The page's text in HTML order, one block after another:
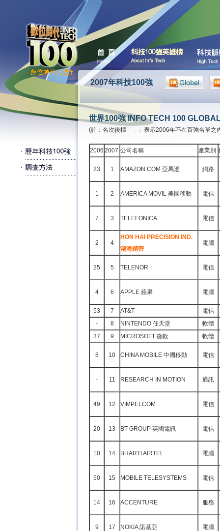
2007年科技100強
世界100強 INFO TECH 100
(註：名次後標「－」表示2006年不在百強名單之
2006 2007 公司名稱 產業別
23 1 AMAZON.COM 亞馬遜 網路
1 2 AMERICA MOVIL 美國移動 電信
7 3 TELEFONICA 電信
2 4
HON HAI PRECISION IND.
鴻海精密
電腦
25 5 TELENOR 電信
4 6 APPLE 蘋果 電腦
53 7 AT&T
電信
-
8 NINTENDO 任天堂
軟體
37
9 MICROSOFT 微軟 軟體
8 10 CHINA MOBILE 中國移動 電信
- 11 RESEARCH IN MOTION 通訊
49 12 VIMPELCOM 電信
20 13 BT GROUP 英國電訊 電信
10 14 BHARTI AIRTEL 電腦
50 15 MOBILE TELESYSTEMS 電信
14 16 ACCENTURE 服務
9 17 NOKIA 諾基亞 電腦